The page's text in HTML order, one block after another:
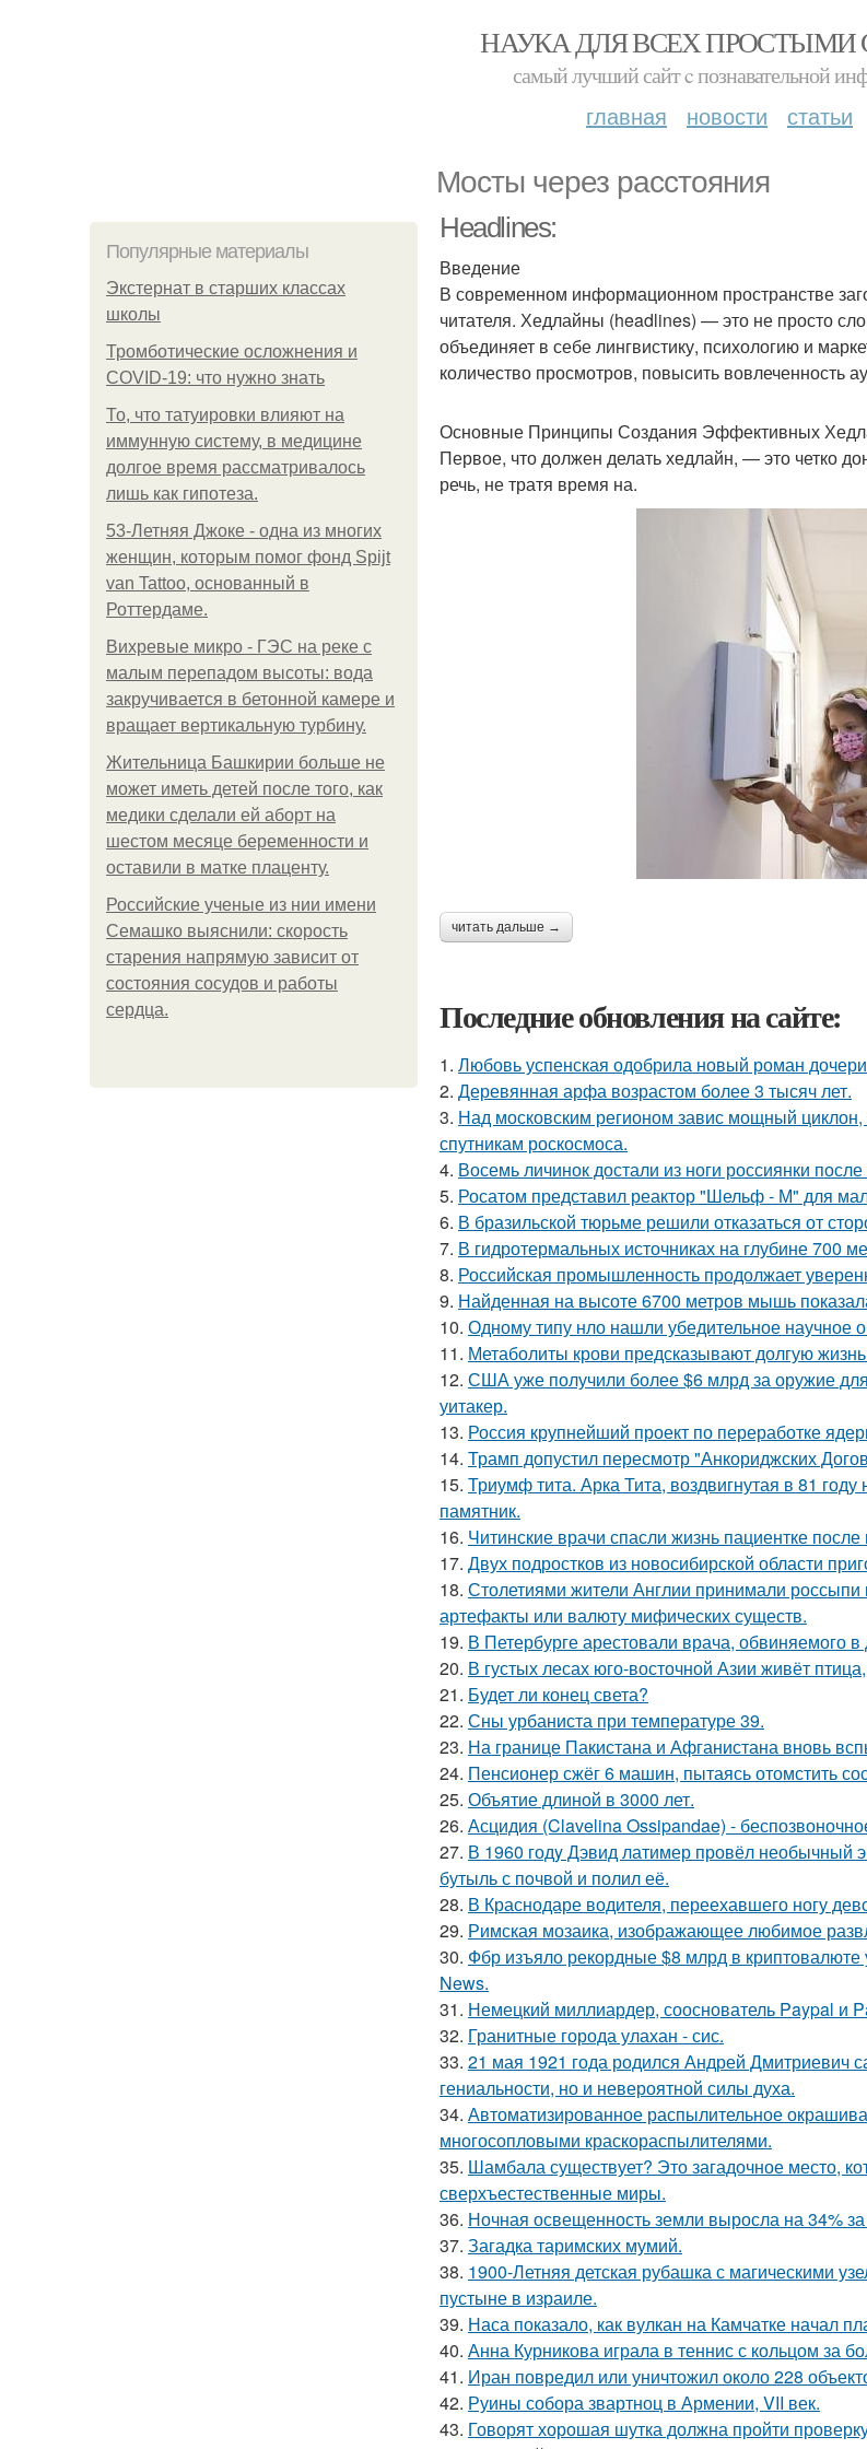
НАУКА ДЛЯ ВСЕХ
самый лучший сайт c познавательной
главная новости статьи
Мосты через расстояния
Популярные материалы
Экстернат в старших классах
школы
Тромботические осложнения и
COVID-19: что нужно знать
То, что татуировки влияют на
иммунную систему, в медицине
долгое время рассматривалось
лишь как гипотеза.
53-Летняя Джоке - одна из многих
женщин, которым помог фонд Spijt
van Tattoo, основанный в
Роттердаме.
Вихревые микро - ГЭС на реке с
малым перепадом высоты: вода
закручивается в бетонной камере и
вращает вертикальную турбину.
Жительница Башкирии больше не
может иметь детей после того, как
медики сделали ей аборт на
шестом месяце беременности и
оставили в матке плаценту.
Российские ученые из нии имени
Семашко выяснили: скорость
старения напрямую зависит от
состояния сосудов и работы
сердца.
Headlines:
Введение
В современном информационном пространстве
читателя. Хедлайны (headlines) — это не просто
объединяет в себе лингвистику, психологию и
количество просмотров, повысить вовлеченность
Основные Принципы Создания Эффективных
Первое, что должен делать хедлайн, — это четко
речь, не тратя время на.
читать дальше →
Последние обновления на сайте:
1. Любовь успенская одобрила новый роман
2. Деревянная арфа возрастом более 3 тысяч лет.
3. Над московским регионом завис мощный
спутникам роскосмоса.
4. Восемь личинок достали из ноги россиянки
5. Росатом представил реактор "Шельф - М" для
6. В бразильской тюрьме решили отказаться от
7. В гидротермальных источниках на глубине 700
8. Российская промышленность продолжает
9. Найденная на высоте 6700 метров мышь
10. Одному типу нло нашли убедительное научное
11. Метаболиты крови предсказывают долгую
12. США уже получили более $6 млрд за оружие
уитакер.
13. Россия крупнейший проект по переработке
14. Трамп допустил пересмотр "Анкориджских
15. Триумф тита. Арка Тита, воздвигнутая в 81
памятник.
16. Читинские врачи спасли жизнь пациентке
17. Двух подростков из новосибирской области
18. Столетиями жители Англии принимали россыпи
артефакты или валюту мифических существ.
19. В Петербурге арестовали врача, обвиняемого
20. В густых лесах юго-восточной Азии живёт
21. Будет ли конец света?
22. Сны урбаниста при температуре 39.
23. На границе Пакистана и Афганистана вновь
24. Пенсионер сжёг 6 машин, пытаясь отомстить
25. Объятие длиной в 3000 лет.
26. Асцидия (Clavelina Ossipandae) -
27. В 1960 годy Дэвид латимер провёл необычный
бутыль с пoчвой и полил её.
28. В Краснодаре водителя, переехавшего ногу
29. Римская мозаика, изображающее любимое
30. Фбр изъяло рекордные $8 млрд в
News.
31. Немецкий миллиардер, сооснователь Paypal и
32. Гранитные города улахан - сис.
33. 21 мая 1921 года родился Андрей Дмитриевич
гениальности, но и невероятной силы духа.
34. Автоматизированное распылительное
многосопловыми краскораспылителями.
35. Шамбала существует? Это загадочное место,
сверхъестественные миры.
36. Ночная освещенность земли выросла на 34%
37. Загадка таримских мумий.
38. 1900-Летняя детская рубашка с магическими
пустыне в израиле.
39. Наса показало, как вулкан на Камчатке начал
40. Анна Курникова играла в теннис с кольцом за
41. Иран повредил или уничтожил около 228
42. Руины собора звартноц в Армении, VII век.
43. Говорят хорошая шутка должна пройти